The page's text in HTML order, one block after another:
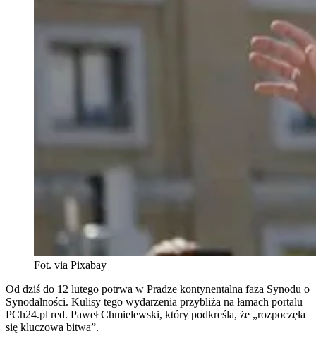
Fot. via Pixabay
Od dziś do 12 lutego potrwa w Pradze kontynentalna faza Synodu o
Synodalności. Kulisy tego wydarzenia przybliża na łamach portalu
PCh24.pl red. Paweł Chmielewski, który podkreśla, że „rozpoczęła
się kluczowa bitwa”.